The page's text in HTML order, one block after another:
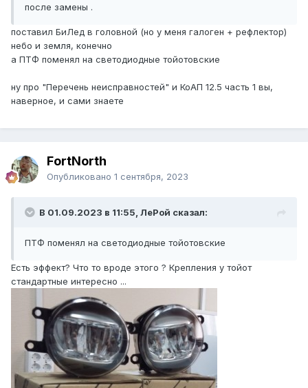
после замены .
поставил БиЛед в головной (но у меня галоген + рефлектор)
небо и земля, конечно
а ПТФ поменял на светодиодные тойотовские
ну про "Перечень неисправностей" и КоАП 12.5 часть 1 вы,
наверное, и сами знаете
FоrtNorth
Опубликовано 1 сентября, 2023
В 01.09.2023 в 11:55, ЛеРой сказал:
ПТФ поменял на светодиодные тойотовские
Есть эффект? Что то вроде этого ? Крепления у тойот
стандартные интересно ...